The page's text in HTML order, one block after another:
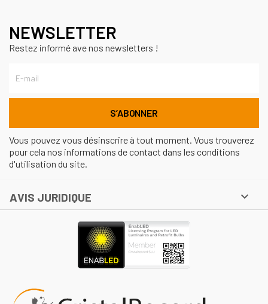
NEWSLETTER
Restez informé ave nos newsletters !
Vous pouvez vous désinscrire à tout moment. Vous trouverez
pour cela nos informations de contact dans les conditions
d'utilisation du site.
AVIS JURIDIQUE 